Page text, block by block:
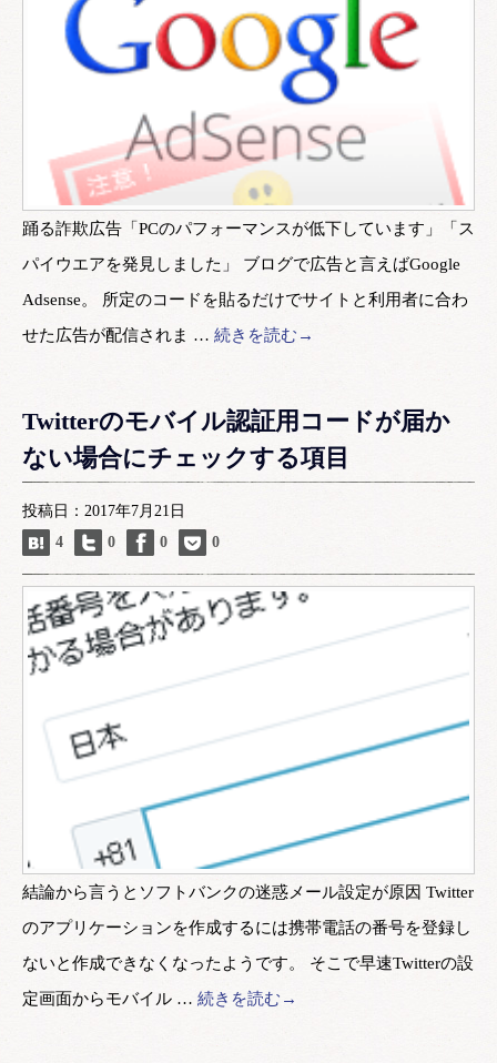
踊る詐欺広告「PCのパフォーマンスが低下しています」「ス
パイウエアを発見しました」 ブログで広告と言えばGoogle
Adsense。 所定のコードを貼るだけでサイトと利用者に合わ
せた広告が配信されま … 続きを読む→
Twitterのモバイル認証用コードが届か
ない場合にチェックする項目
投稿日：2017年7月21日
4
0 0 0
結論から言うとソフトバンクの迷惑メール設定が原因 Twitter
のアプリケーションを作成するには携帯電話の番号を登録し
ないと作成できなくなったようです。 そこで早速Twitterの設
定画面からモバイル … 続きを読む→